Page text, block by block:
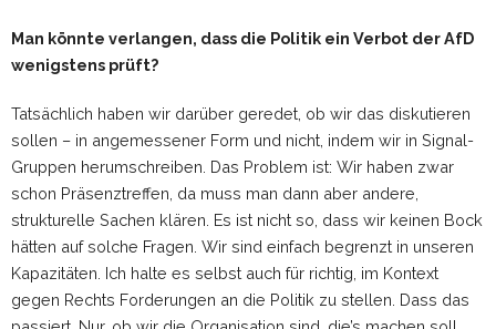
Man könnte verlangen, dass die Politik ein Verbot der AfD
wenigstens prüft?
Tatsächlich haben wir darüber geredet, ob wir das diskutieren
sollen – in angemessener Form und nicht, indem wir in Signal-
Gruppen herumschreiben. Das Problem ist: Wir haben zwar
schon Präsenztreffen, da muss man dann aber andere,
strukturelle Sachen klären. Es ist nicht so, dass wir keinen Bock
hätten auf solche Fragen. Wir sind einfach begrenzt in unseren
Kapazitäten. Ich halte es selbst auch für richtig, im Kontext
gegen Rechts Forderungen an die Politik zu stellen. Dass das